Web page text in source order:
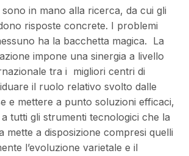
in mano alla ricerca, da cui gli
risposte concrete. I problemi
ha la bacchetta magica. La
impone una sinergia a livello
tra i migliori centri di
il ruolo relativo svolto dalle
e mettere a punto soluzioni efficaci,
tutti gli strumenti tecnologici che la
mette a disposizione compresi quelli
l’evoluzione varietale e il